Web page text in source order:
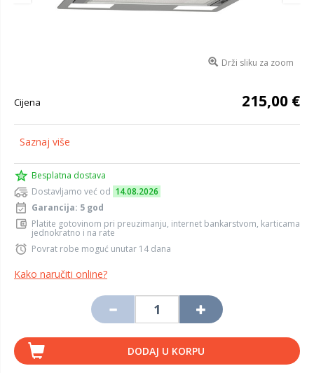
Drži sliku za zoom
Cijena 215,00 €
Saznaj više
Besplatna dostava
Dostavljamo već od 14.08.2026
Garancija: 5 god
Platite gotovinom pri preuzimanju, internet bankarstvom, karticama
jednokratno i na rate
Povrat robe moguć unutar 14 dana
Kako naručiti online?
DODAJ U KORPU